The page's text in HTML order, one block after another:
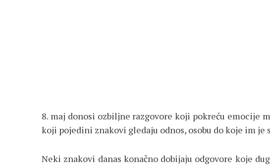
8. maj donosi ozbiljne razgovore koji pokreću emocije
koji pojedini znakovi gledaju odnos, osobu do koje im je
Neki znakovi danas konačno dobijaju odgovore koje